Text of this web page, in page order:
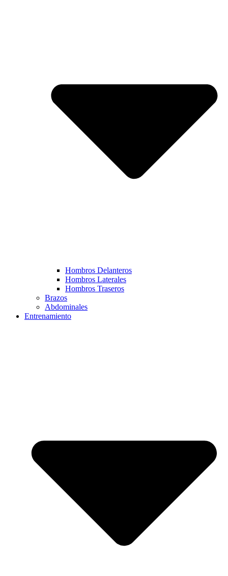
Hombros Delanteros
Hombros Laterales
Hombros Traseros
Brazos
Abdominales
Entrenamiento